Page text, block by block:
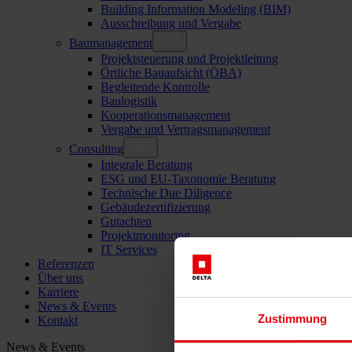
Zustimmung
Building Information Modeling (BIM)
Ausschreibung und Vergabe
Baumanagement
Projektsteuerung und Projektleitung
Örtliche Bauaufsicht (ÖBA)
Begleitende Kontrolle
Baulogistik
Kooperationsmanagement
Vergabe und Vertragsmanagement
Consulting
Integrale Beratung
ESG und EU-Taxonomie Beratung
Technische Due Diligence
Gebäudezertifizierung
Gutachten
Projektmonitoring
IT Services
Referenzen
Über uns
Karriere
News & Events
Kontakt
News & Events